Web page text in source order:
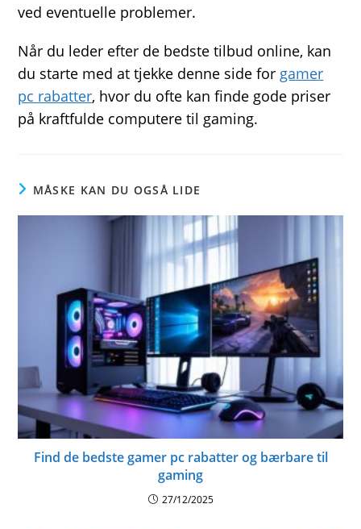
ved eventuelle problemer.
Når du leder efter de bedste tilbud online, kan
du starte med at tjekke denne side for gamer
pc rabatter, hvor du ofte kan finde gode priser
på kraftfulde computere til gaming.
MÅSKE KAN DU OGSÅ LIDE
Find de bedste gamer pc rabatter og bærbare til
gaming
27/12/2025